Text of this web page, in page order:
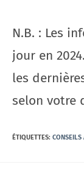
N.B. : Les
jour en
les
selon votre
ÉTIQUETTES: CONSEILS